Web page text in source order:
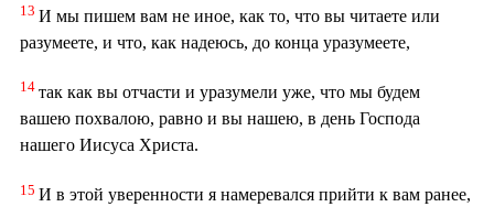
13 И мы пишем вам не иное, как то, что вы читаете или
разумеете, и что, как надеюсь, до конца уразумеете,
14 так как вы отчасти и уразумели уже, что мы будем
вашею похвалою, равно и вы нашею, в день Господа
нашего Иисуса Христа.
15 И в этой уверенности я намеревался прийти к вам ранее,